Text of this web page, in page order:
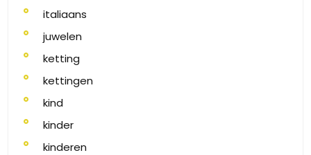
italiaans
juwelen
ketting
kettingen
kind
kinder
kinderen